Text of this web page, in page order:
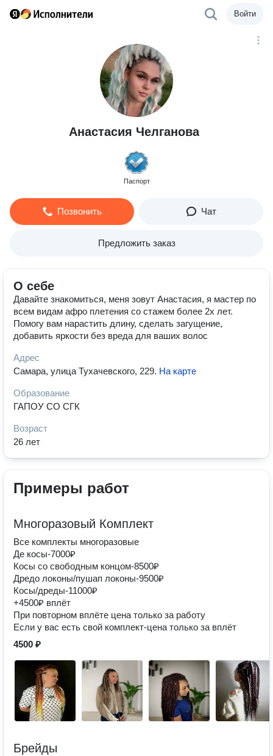
Войти
Анастасия Челганова
Паспорт
Позвонить Чат
Предложить заказ
О себе
Давайте знакомиться, меня зовут Анастасия, я мастер по
всем видам афро плетения со стажем более 2х лет.
Помогу вам нарастить длину, сделать загущение,
добавить яркости без вреда для ваших волос
Адрес
Самара, улица Тухачевского, 229. На карте
Образование
ГАПОУ СО СГК
Возраст
26 лет
Примеры работ
Многоразовый Комплект
Все комплекты многоразовые
Де косы-7000₽
Косы со свободным концом-8500₽
Дредо локоны/пушап локоны-9500₽
Косы/дреды-11000₽
+4500₽ вплёт
При повторном вплёте цена только за работу
Если у вас есть свой комплект-цена только за вплёт
4500 ₽
Брейды